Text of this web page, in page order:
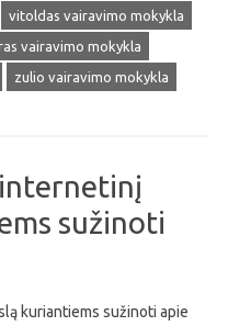
vitoldas vairavimo mokykla
vairavimo mokykla
zulio vairavimo mokykla
sužinoti
kuriantiems sužinoti apie